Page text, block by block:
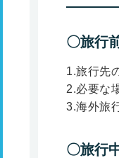
〇旅行
1.旅行先
2.必要な
3.海外旅
〇旅行